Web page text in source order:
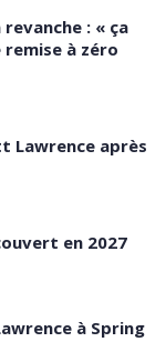
: « ça
à zéro
Lawrence après
en 2027
à Spring